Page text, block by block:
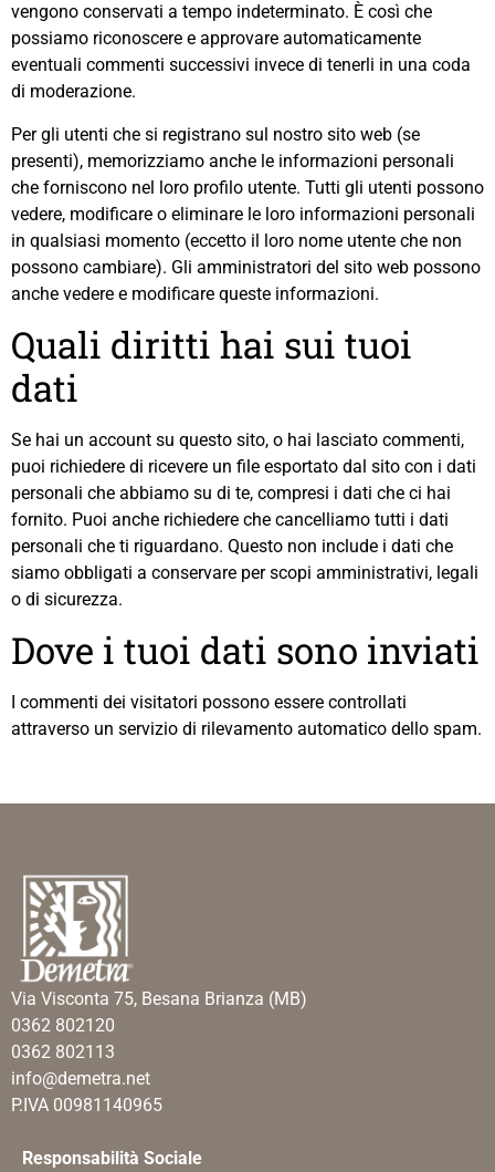
vengono conservati a tempo indeterminato. È così che
possiamo riconoscere e approvare automaticamente
eventuali commenti successivi invece di tenerli in una coda
di moderazione.
Per gli utenti che si registrano sul nostro sito web (se
presenti), memorizziamo anche le informazioni personali
che forniscono nel loro profilo utente. Tutti gli utenti possono
vedere, modificare o eliminare le loro informazioni personali
in qualsiasi momento (eccetto il loro nome utente che non
possono cambiare). Gli amministratori del sito web possono
anche vedere e modificare queste informazioni.
Quali diritti hai sui tuoi
dati
Se hai un account su questo sito, o hai lasciato commenti,
puoi richiedere di ricevere un file esportato dal sito con i dati
personali che abbiamo su di te, compresi i dati che ci hai
fornito. Puoi anche richiedere che cancelliamo tutti i dati
personali che ti riguardano. Questo non include i dati che
siamo obbligati a conservare per scopi amministrativi, legali
o di sicurezza.
Dove i tuoi dati sono inviati
I commenti dei visitatori possono essere controllati
attraverso un servizio di rilevamento automatico dello spam.
Via Visconta 75, Besana Brianza (MB)
0362 802120
0362 802113
info@demetra.net
P.IVA 00981140965
Responsabilità Sociale